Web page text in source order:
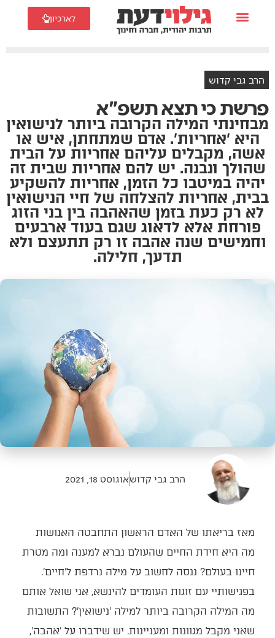
לארכיון
הרב גבי קדוש
פרשת כי תצא תשפ"א
מבחינתי המילה הקרובה ביותר לנישואין
היא 'אחריות'. אדם שמתחתן, איש או
אשה, מקבלים עליהם אחריות על הבית
שהולך ונבנה. יש להם אחריות שבית זה
יהיה במיטבו כל הזמן, אחריות להשקיע
בבית, אחריות להצלחה של חיי הנישואין
לא רק כעת בזמן שהאהבה בין בני הזוג
פורחת אלא לדאוג שגם בעוד ארבעים
וחמישים שנה אהבה זו רק תתעצם ולא
תדעך, חלילה.
הרב גבי קדושאוגוסט 18, 2021
מאז בריאתו של האדם הראשון התחבטה האנושות
מה היא חידת החיים שהעולם נברא למענה ומה מטרת
חיינו בעולם? ננסה לחשוב על מילה נרדפת ל'חיים'.
בפגישותיי עם זוגות העומדים להינשא, אני שואל אותם
מה המילה הקרובה ביותר למילה 'נישואין'? התשובות
שאני מקבל מגוונות ומעניינות. יש שידברו על 'אהבה',